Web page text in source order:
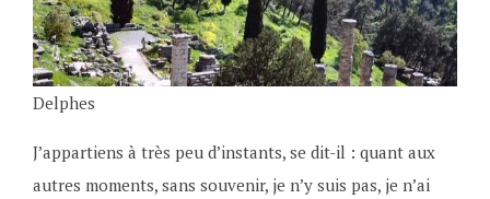
o
z
e
Delphes
J’appartiens à très peu d’instants, se dit-il : quant aux
autres moments, sans souvenir, je n’y suis pas, je n’ai